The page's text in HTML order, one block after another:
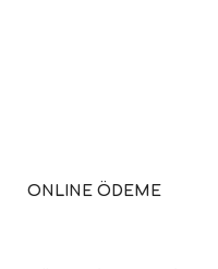
ONLINE ÖDEME